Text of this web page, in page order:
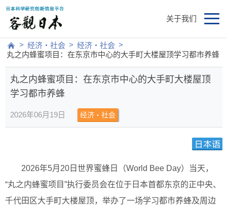
关于我们
> 经济・社会 > 经济・社会 >
丸之内蜂蜜项目：在东京市中心的大手町大楼屋顶学习都市养蜂
丸之内蜂蜜项目：在东京市中心的大手町大楼屋顶
学习都市养蜂
2026年06月19日 经济・社会
2026年5月20日世界蜜蜂日（World Bee Day）当天，
“丸之内蜂蜜项目”执行委员会在位于日本首都东京的正中央、
千代田区大手町大楼屋顶，举办了一场学习都市养蜂及周边